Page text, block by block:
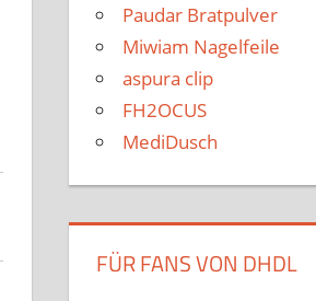
Paudar Bratpulver
Miwiam Nagelfeile
aspura clip
FH2OCUS
MediDusch
FÜR FANS VON DHDL